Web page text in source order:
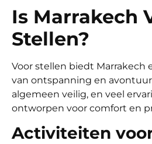
Is Marrakech
Stellen?
Voor stellen biedt Marrakech
van ontspanning en
algemeen veilig, en veel
ontworpen voor comfort en
Activiteiten